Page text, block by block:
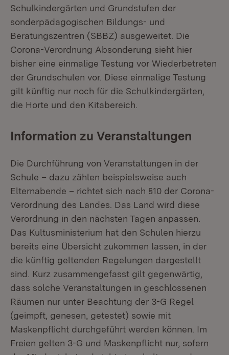
Schulkindergärten und Grundstufen der
sonderpädagogischen Bildungs- und
Beratungszentren (SBBZ) ausgeweitet. Die
Corona-Verordnung Absonderung sieht hier
bisher eine einmalige Testung vor Wiederbetreten
der Grundschulen vor. Diese einmalige Testung
gilt künftig nur noch für die Schulkindergärten,
die Horte und den Kitabereich.
Information zu Veranstaltungen
Die Durchführung von Veranstaltungen in der
Schule – dazu zählen beispielsweise auch
Elternabende – richtet sich nach §10 der Corona-
Verordnung des Landes. Das Land wird diese
Verordnung in den nächsten Tagen anpassen.
Das Kultusministerium hat den Schulen hierzu
bereits eine Übersicht zukommen lassen, in der
die künftig geltenden Regelungen dargestellt
sind. Kurz zusammengefasst gilt gegenwärtig,
dass solche Veranstaltungen in geschlossenen
Räumen nur unter Beachtung der 3-G Regel
(geimpft, genesen, getestet) sowie mit
Maskenpflicht durchgeführt werden können. Im
Freien gelten 3-G und Maskenpflicht nur, sofern